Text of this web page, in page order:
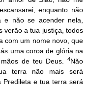
enquanto não
não se acender nela,
verão a tua justiça, todos
com um nome novo, que
uma coroa de glória na
de teu Deus.
4Não
terra não mais será
Predileta e tua terra será